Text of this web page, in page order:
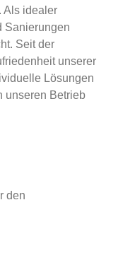
Als idealer
Sanierungen
Seit der
unserer
Lösungen
unseren Betrieb
den